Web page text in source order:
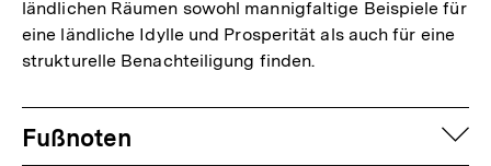
wirtschaftlichen, aber auch in der demografischen
Entwicklung auf. Diese Vielfalt sorgt dafür, dass wir in
ländlichen Räumen sowohl mannigfaltige Beispiele für
strukturelle Benachteiligung finden.